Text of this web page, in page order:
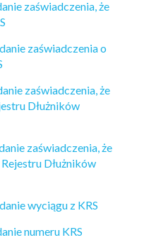
zaświadczenia, że
zaświadczenia o
zaświadczenia, że
Dłużników
zaświadczenia, że
Dłużników
wyciągu z KRS
numeru KRS